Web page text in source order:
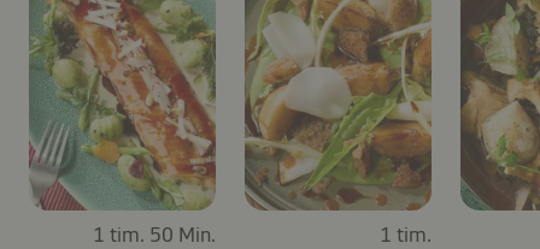
1 tim. 50 Min. 1 tim.